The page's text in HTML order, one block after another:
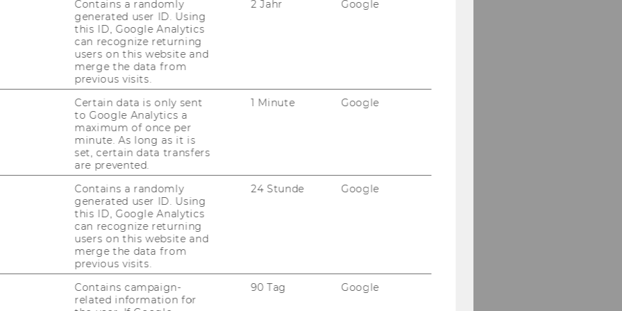
​Planck-Instituts für aus­län­di­sches und
Sie ist Ex­per­tin auf dem Ge­biet
Fi­nanz­markt­rechts sowie des Ob­li­ga­
ist Mit­glied der Eu­ropean Com­pa­ny Law
die Schwei­ze­ri­sche Bank­rechts­ta­gung;
gleich­na­mi­gen Schrif­ten­rei­he. Ihr aka­de­
LL.M.-​Abschluss von der Cor­nell Uni­
zum Bank­or­ga­ni­sa­ti­ons­recht und
welt­weit. Seit 2014 ist sie
Law School. Ihre viel­fäl­ti­gen Bei­trä­ge er­
Grund­la­gen­ar­beit auf in­ter­na­tio­na­
in ver­schie­de­nen Gre­mi­en und
sie war unter an­de­rem
Über­nah­me­kom­mis­si­on.
des schwei­ze­ri­schen
an­er­kann­te Stim­me im rechts­
Contains a randomly
generated user ID. Using
this ID, Google Analytics
can recognize returning
users on this website and
merge the data from
previous visits.
2 Jahr Google
Certain data is only sent
to Google Analytics a
maximum of once per
minute. As long as it is
set, certain data transfers
are prevented.
1 Minute Google
Contains a randomly
generated user ID. Using
this ID, Google Analytics
can recognize returning
users on this website and
merge the data from
previous visits.
24 Stunde Google
Contains campaign-
related information for
90 Tag Google